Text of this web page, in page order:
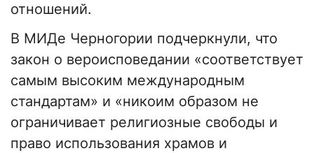
отношений.
В МИДе Черногории подчеркнули, что
закон о вероисповедании «соответствует
самым высоким международным
стандартам» и «никоим образом не
ограничивает религиозные свободы и
право использования храмов и